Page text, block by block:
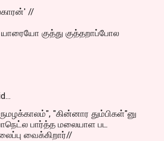
//
குத்து குத்தறாப்போல
"கின்னார தும்பிகள்"னு
பார்த்த மலையாள பட
வைக்கிறார்//